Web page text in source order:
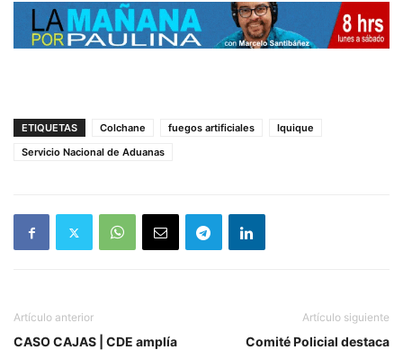
ETIQUETAS Colchane fuegos artificiales
Iquique
Servicio Nacional de Aduanas
Artículo anterior
CASO CAJAS | CDE amplía
Artículo siguiente
Comité Policial destaca